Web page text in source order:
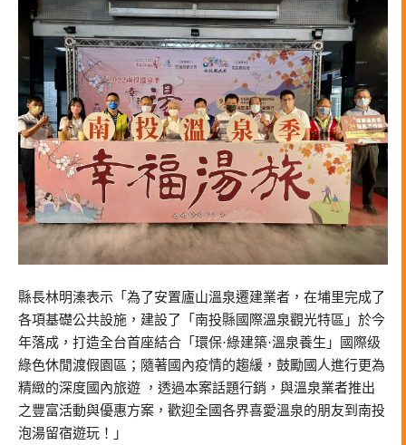
縣長林明溱表示「為了安置廬山溫泉遷建業者，在埔里完成了
各項基礎公共設施，建設了「南投縣國際溫泉觀光特區」於今
年落成，打造全台首座結合「環保·綠建築·溫泉養生」國際级
綠色休閒渡假園區；隨著國內疫情的趨緩，鼓勵國人進行更為
精緻的深度國內旅遊 ，透過本案話題行銷，與溫泉業者推出
之豐富活動與優惠方案，歡迎全國各界喜愛溫泉的朋友到南投
泡湯留宿遊玩！」